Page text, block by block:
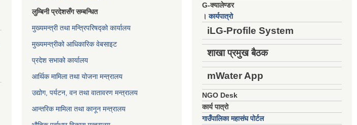
लुम्बिनी प्रदेशसँग सम्बन्धित
मुख्यमन्त्री तथा मन्त्रिपरिषद्को कार्यालय
मुख्यमन्त्रीको आधिकारिक वेबसाइट
प्रदेश सभाको कार्यालय
आर्थिक मामिला तथा योजना मन्त्रालय
उद्योग, पर्यटन, वन तथा वातावरण मन्त्रालय
आन्तरिक मामिला तथा कानून मन्त्रालय
G-क्यालेण्डर
।कार्यपात्रो
iLG-Profile System
शाखा प्रमुख बैठक
mWater App
NGO Desk
कार्य पात्रो
गाउँपालिका महासंघ पोर्टल